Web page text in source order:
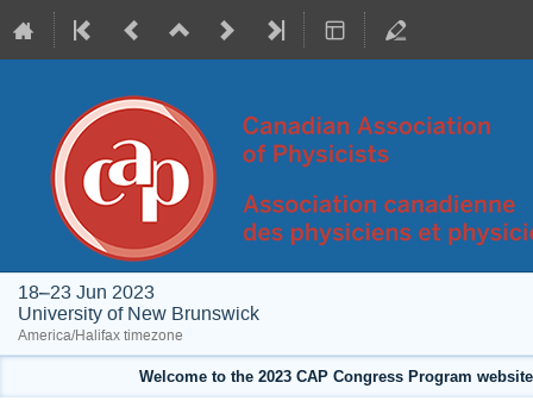
18–23 Jun 2023
University of New Brunswick
America/Halifax timezone
Welcome to the 2023 CAP Congress Program